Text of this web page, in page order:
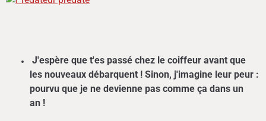
J'espère que t'es passé chez le coiffeur avant que
les nouveaux débarquent ! Sinon, j'imagine leur peur :
pourvu que je ne devienne pas comme ça dans un
an !